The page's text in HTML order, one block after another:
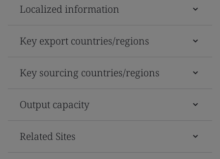
Localized information
Key export countries/regions
Key sourcing countries/regions
Output capacity
Related Sites